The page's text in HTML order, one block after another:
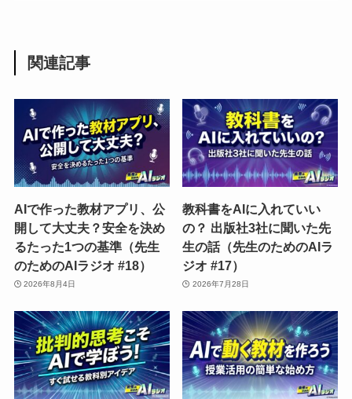
関連記事
AIで作った教材アプリ、公
開して大丈夫？安全を決め
るたった1つの基準（先生
のためのAIラジオ #18）
2026年8月4日
教科書をAIに入れていい
の？ 出版社3社に聞いた先
生の話（先生のためのAIラ
ジオ #17）
2026年7月28日